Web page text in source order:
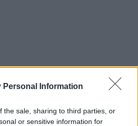
Personal Information
the sale, sharing to third parties, or
or sensitive information for